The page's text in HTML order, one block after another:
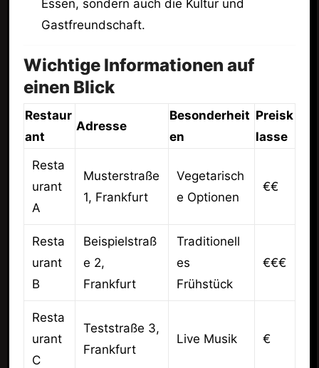
Essen, sondern auch die Kultur und
Gastfreundschaft.
Wichtige Informationen auf
einen Blick
Restaur
ant
Adresse
Besonderheit
en
Preisk
lasse
Resta
urant
A
Musterstraße
1, Frankfurt
Vegetarisch
e Optionen
€€
Resta
urant
B
Beispielstraß
e 2,
Frankfurt
Traditionell
es
Frühstück
€€€
Resta
urant
C
Teststraße 3,
Frankfurt
Live Musik €